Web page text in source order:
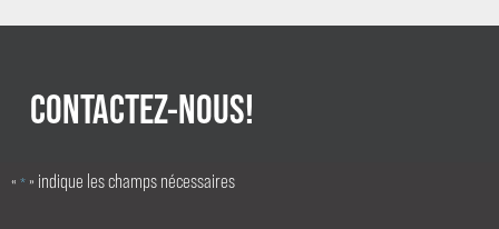
CONTACTEZ-NOUS!
« * » indique les champs nécessaires